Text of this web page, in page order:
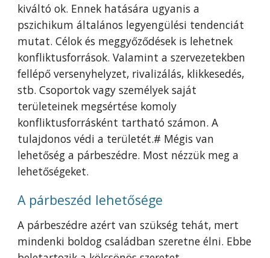
kiváltó ok. Ennek hatására ugyanis a
pszichikum általános legyengülési tendenciát
mutat. Célok és meggyőződések is lehetnek
konfliktusforrások. Valamint a szervezetekben
fellépő versenyhelyzet, rivalizálás, klikkesedés,
stb. Csoportok vagy személyek saját
területeinek megsértése komoly
konfliktusforrásként tartható számon. A
tulajdonos védi a területét.# Mégis van
lehetőség a párbeszédre. Most nézzük meg a
lehetőségeket.
A párbeszéd lehetősége
A párbeszédre azért van szükség tehát, mert
mindenki boldog családban szeretne élni. Ebbe